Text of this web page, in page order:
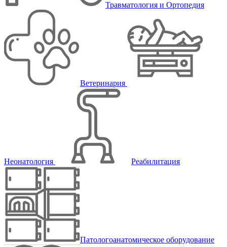
Травматология и Ортопедия
Ветеринария
Неонатология Реабилитация
Патологоанатомическое оборудование